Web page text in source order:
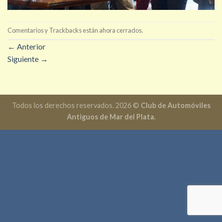
Comentarios y Trackbacks están ahora cerrados.
← Anterior
Siguiente →
Todos los derechos reservados. 2026 © Club de Automóviles
Antiguos de Mar del Plata.